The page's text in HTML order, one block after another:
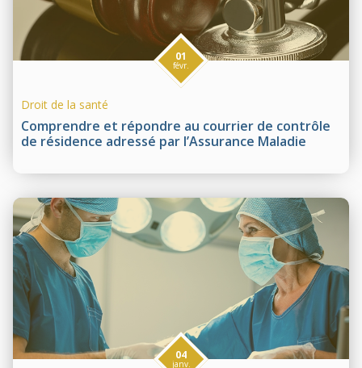
Comprendre et répondre au courrier de contrôle
de résidence adressé par l’Assurance Maladie
01
févr.
Droit de la santé
04
janv.